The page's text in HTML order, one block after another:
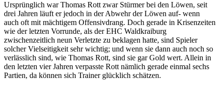
Ursprünglich war Thomas Rott zwar Stürmer bei den Löwen, seit
drei Jahren läuft er jedoch in der Abwehr der Löwen auf- wenn
auch oft mit mächtigem Offensivdrang. Doch gerade in Krisenzeiten
wie der letzten Vorrunde, als der EHC Waldkraiburg
zwischenzeitlich neun Verletzte zu beklagen hatte, sind Spieler
solcher Vielseitigkeit sehr wichtig; und wenn sie dann auch noch so
verlässlich sind, wie Thomas Rott, sind sie gar Gold wert. Allein in
den letzten vier Jahren verpasste Rott nämlich gerade einmal sechs
Partien, da können sich Trainer glücklich schätzen.